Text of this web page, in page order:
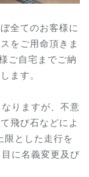
全てのお客様に
をご用命頂きま
ご自宅までご納
ます。
りますが、不意
飛び石などによ
限とした走行を
に名義変更及び